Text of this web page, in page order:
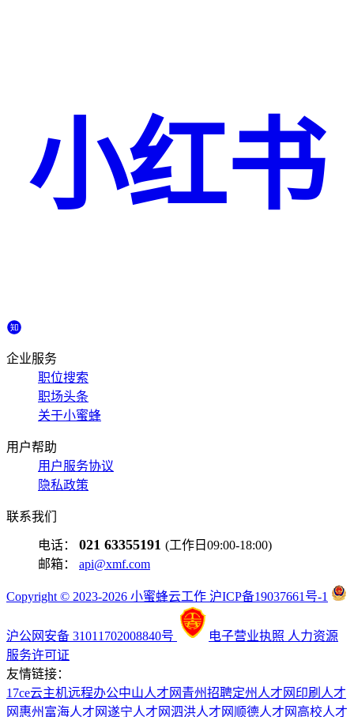
小红书
企业服务
职位搜索
职场头条
关于小蜜蜂
用户帮助
用户服务协议
隐私政策
联系我们
电话： 021 63355191 (工作日09:00-18:00)
邮箱： api@xmf.com
Copyright © 2023-2026 小蜜蜂云工作 沪ICP备19037661号-1
沪公网安备 31011702008840号 电子营业执照 人力资源
服务许可证
友情链接：
17ce云主机远程办公中山人才网 青州招聘定州人才网 印刷人才
网 惠州富海人才网遂宁人才网泗洪人才网 顺德人才网 高校人才